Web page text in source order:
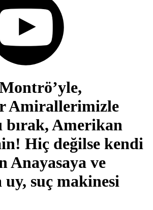
Amirallerimizle
bırak, Amerikan
Hiç değilse kendi
Anayasaya ve
suç makinesi